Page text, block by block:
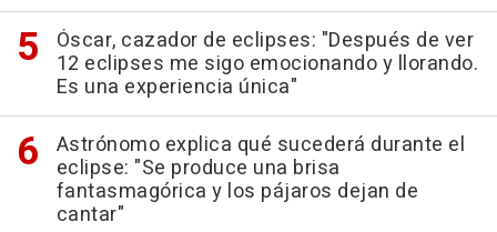
Óscar, cazador de eclipses: "Después de ver
12 eclipses me sigo emocionando y llorando.
Es una experiencia única"
Astrónomo explica qué sucederá durante el
eclipse: "Se produce una brisa
fantasmagórica y los pájaros dejan de
cantar"